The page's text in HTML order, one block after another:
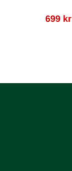
699 kr